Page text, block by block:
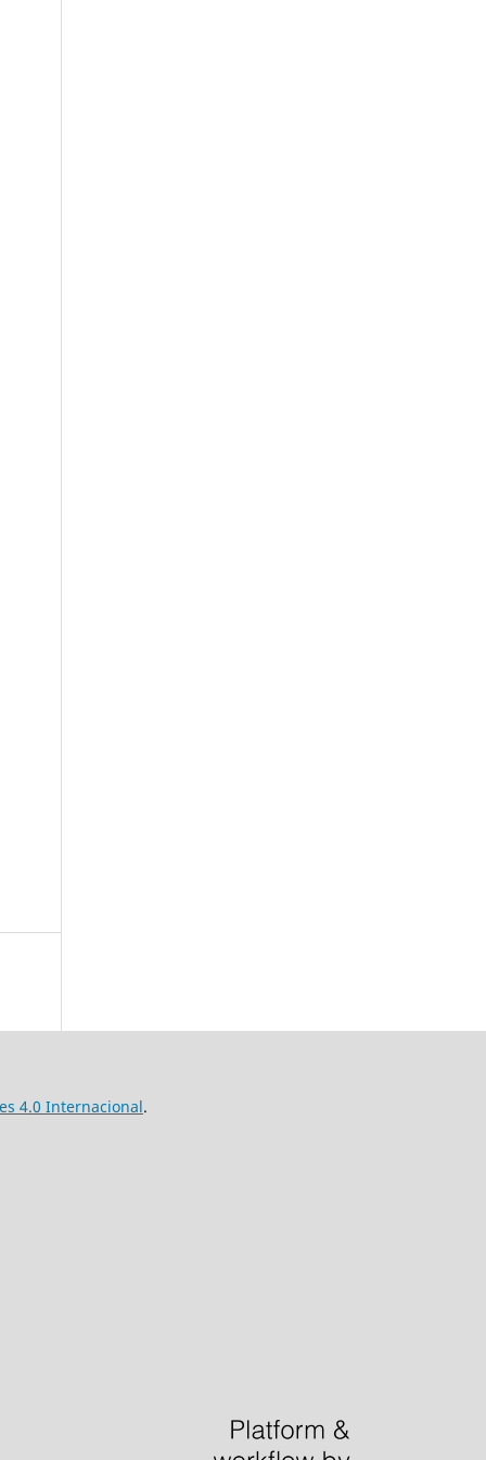
4.0 Internacional.